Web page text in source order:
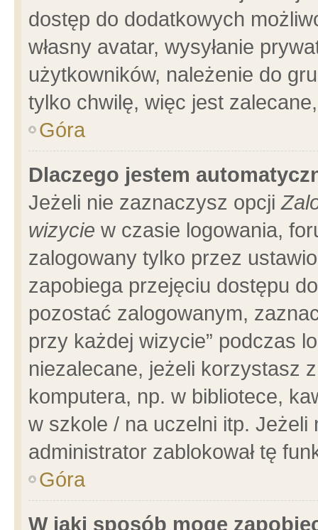
dostęp do dodatkowych
własny avatar, wysyłanie
użytkowników, należenie do
tylko chwilę, więc jest
Góra
Dlaczego jestem
Jeżeli nie zaznaczysz opcji
wizycie w czasie logowania,
zalogowany tylko przez
zapobiega przejęciu dostępu
pozostać zalogowanym,
przy każdej wizycie” podczas
niezalecane, jeżeli korzystasz
komputera, np. w bibliotece,
w szkole / na uczelni itp.
administrator zablokował tę
Góra
W jaki sposób mogę